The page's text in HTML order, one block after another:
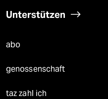
Unterstützen
abo
genossenschaft
taz zahl ich